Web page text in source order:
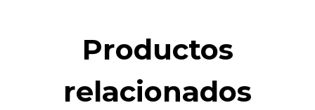
Productos
relacionados